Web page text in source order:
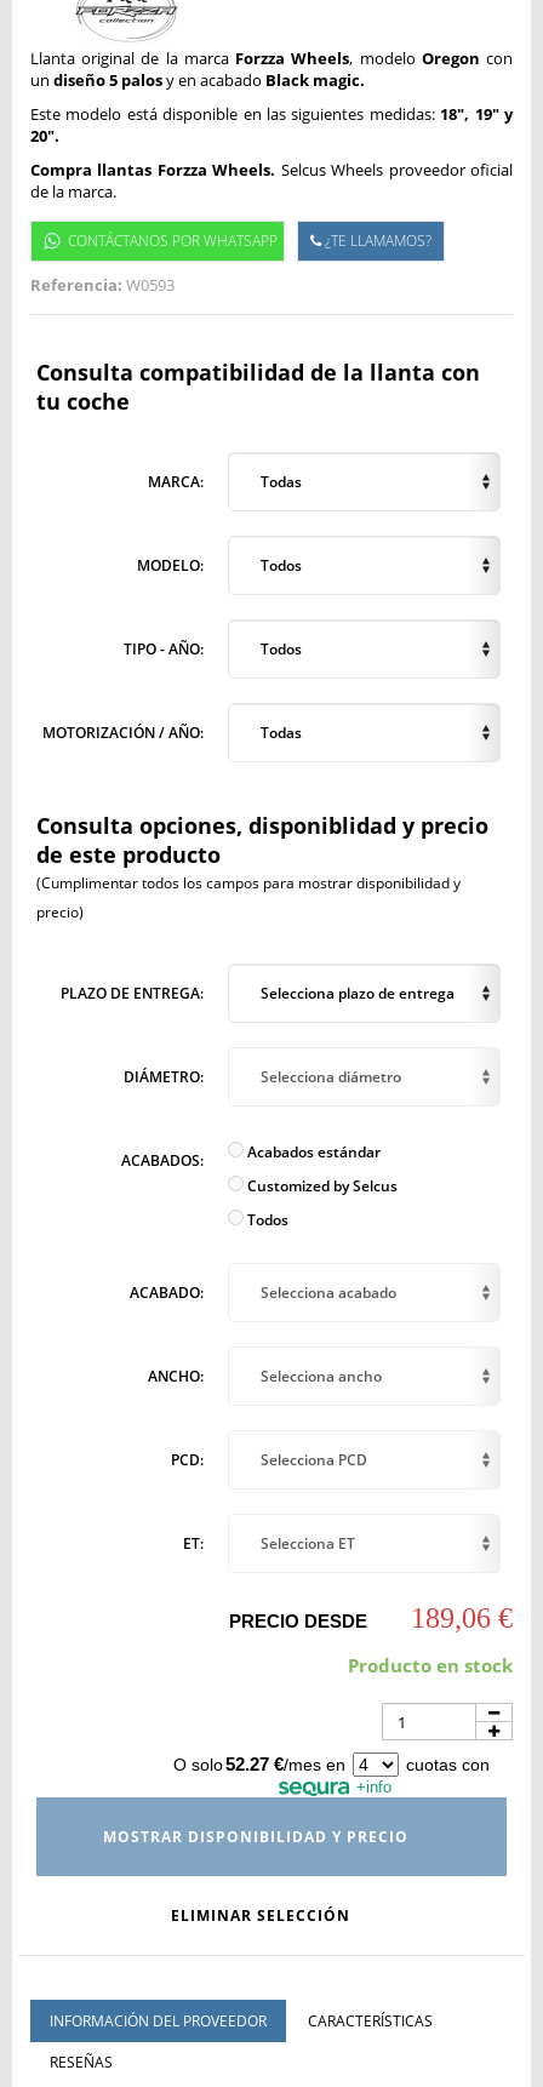
Llanta original de la marcaForzza Wheels, modelo Oregoncon
un diseño 5 palosy en acabado Black magic.
Este modelo está disponible en las siguientes medidas: 18", 19" y
20".
Compra llantas Forzza Wheels. Selcus Wheels proveedor oficial
de la marca.
CONTÁCTANOS POR WHATSAPP ¿TE LLAMAMOS?
Referencia: W0593
Consulta compatibilidad de la llanta con
tu coche
MARCA: Todas
MODELO: Todos
TIPO - AÑO: Todos
MOTORIZACIÓN / AÑO: Todas
Consulta opciones, disponiblidad y precio
de este producto
(Cumplimentar todos los campos para mostrar disponibilidad y
precio)
PLAZO DE ENTREGA: Selecciona plazo de entrega
DIÁMETRO: Selecciona diámetro
ACABADOS:
Acabados estándar
Customized by Selcus
Todos
ACABADO: Selecciona acabado
ANCHO: Selecciona ancho
PCD: Selecciona PCD
ET: Selecciona ET
PRECIO DESDE 189,06 €
Producto en stock
O solo52.27 €/mes en cuotas con
+info
MOSTRAR DISPONIBILIDAD Y PRECIO
ELIMINAR SELECCIÓN
INFORMACIÓN DEL PROVEEDOR
CARACTERÍSTICAS
RESEÑAS